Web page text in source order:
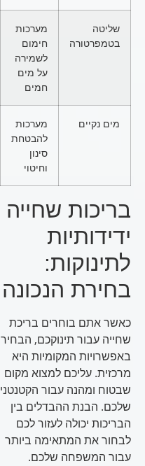
שליטה
בטמפרטורה
מערכות
חימום
לשמירה
על מים
חמים
מים נקיים
מערכות
להבטחת
סינון
וחיטוי
בריכות שחייה
ידידותיות
לתינוקות:
בחירת הנכונה
כאשר אתם בוחרים בריכת
שחייה עבור תינוקכם, הבחירה
באפשרויות המקומיות היא
מרכזית. עליכם למצוא מקום
שבטוח ומהנה עבור הקטנטנים
שלכם. הבנת ההבדלים בין
הבריכות יכולה לעזור לכם
לבחור את המתאימה ביותר
עבור המשפחה שלכם.